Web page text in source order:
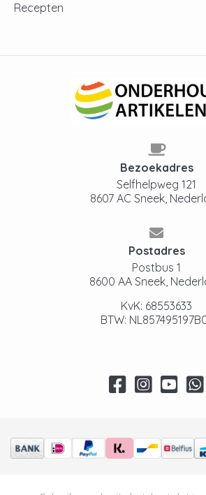
Recepten
Bezoekadres
Selfhelpweg 121
8607 AC Sneek,
Postadres
Postbus 1
8600 AA Sneek,
KvK: 68553633
BTW: